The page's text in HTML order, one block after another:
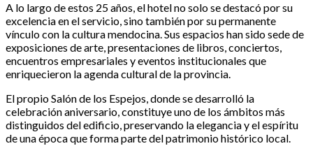
A lo largo de estos 25 años, el hotel no solo se destacó por su
excelencia en el servicio, sino también por su permanente
vínculo con la cultura mendocina. Sus espacios han sido sede de
exposiciones de arte, presentaciones de libros, conciertos,
encuentros empresariales y eventos institucionales que
enriquecieron la agenda cultural de la provincia.
El propio Salón de los Espejos, donde se desarrolló la
celebración aniversario, constituye uno de los ámbitos más
distinguidos del edificio, preservando la elegancia y el espíritu
de una época que forma parte del patrimonio histórico local.